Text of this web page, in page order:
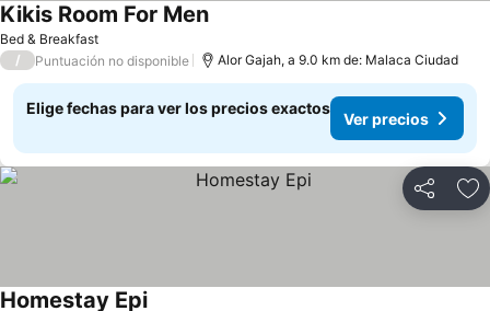
Bed & Breakfast
Kikis Room For Men
/ Puntuación no disponible Alor Gajah, a 9.0 km de: Malaca Ciudad
Elige fechas para ver los precios exactos
Ver precios
Compartir
Homestay Epi